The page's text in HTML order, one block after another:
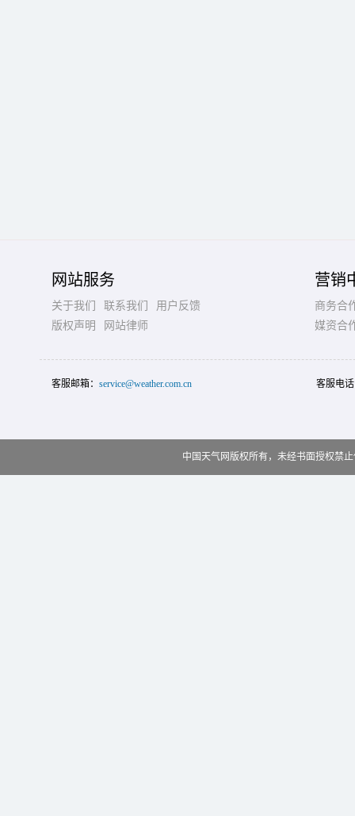
网站服务
关于我们 联系我们
用户反馈
版权声明
网站律师
营销
商务合
媒资合
客服邮箱： service@weather.com.cn 客服电
中国天气网版权所有，未经书面授权